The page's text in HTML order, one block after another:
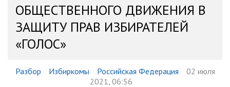
ОБЩЕСТВЕННОГО ДВИЖЕНИЯ В
ЗАЩИТУ ПРАВ ИЗБИРАТЕЛЕЙ
«ГОЛОС»
Разбор Избиркомы Российская Федерация
02 июля
2021, 06:56